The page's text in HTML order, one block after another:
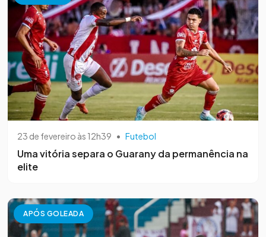
23 de fevereiro às 12h39 • Futebol
Uma vitória separa o Guarany da permanência na
elite
APÓS GOLEADA